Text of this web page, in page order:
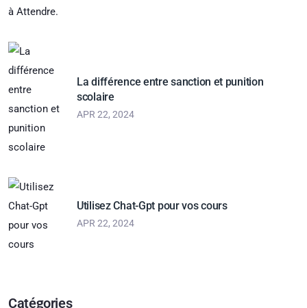
La différence entre sanction et punition
scolaire
APR 22, 2024
Utilisez Chat-Gpt pour vos cours
APR 22, 2024
Catégories